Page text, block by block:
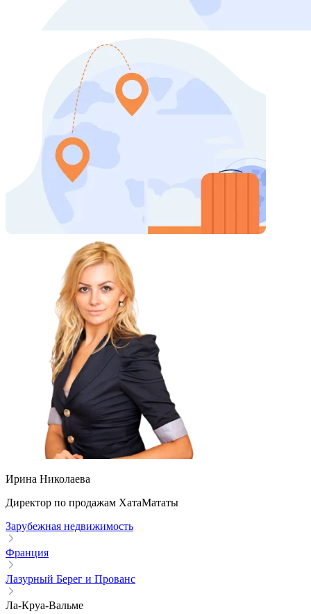
Ирина Николаева
Директор по продажам ХатаМататы
Зарубежная недвижимость
Франция
Лазурный Берег и Прованс
Ла-Круа-Вальме